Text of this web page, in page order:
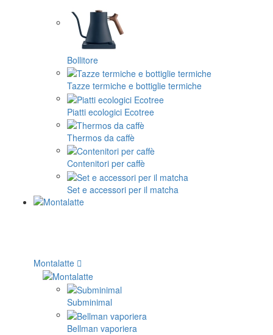
Bollitore
Tazze termiche e bottiglie termiche
Piatti ecologici Ecotree
Thermos da caffè
Contenitori per caffè
Set e accessori per il matcha
Montalatte
Subminimal
Bellman vaporiera